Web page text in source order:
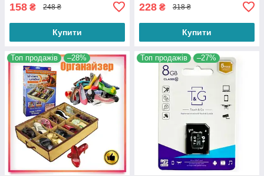
158 ₴ 248 ₴
Купити
228 ₴ 318 ₴
Купити
Топ продажів –28% Топ продажів –27%